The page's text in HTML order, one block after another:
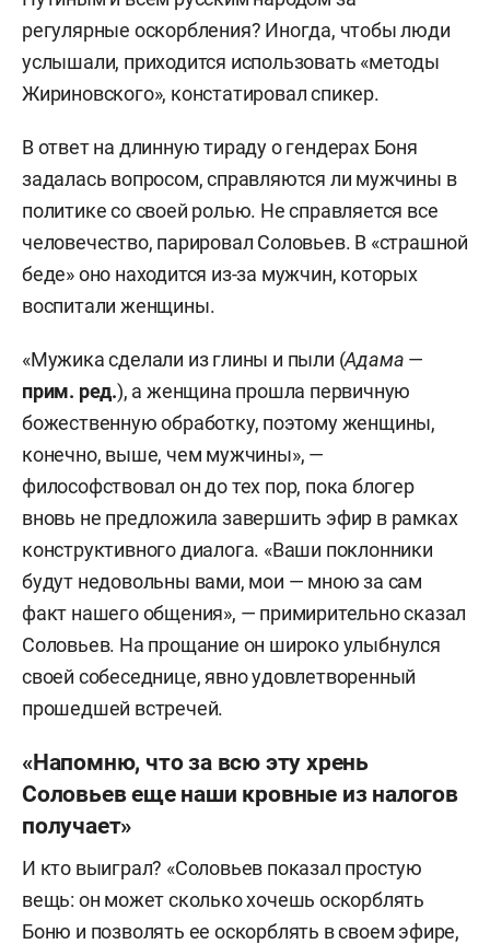
регулярные оскорбления? Иногда, чтобы люди
услышали, приходится использовать «методы
Жириновского», констатировал спикер.
В ответ на длинную тираду о гендерах Боня
задалась вопросом, справляются ли мужчины в
политике со своей ролью. Не справляется все
человечество, парировал Соловьев. В «страшной
беде» оно находится из-за мужчин, которых
воспитали женщины.
«Мужика сделали из глины и пыли (Адама —
прим. ред.), а женщина прошла первичную
божественную обработку, поэтому женщины,
конечно, выше, чем мужчины», —
философствовал он до тех пор, пока блогер
вновь не предложила завершить эфир в рамках
конструктивного диалога. «Ваши поклонники
будут недовольны вами, мои — мною за сам
факт нашего общения», — примирительно сказал
Соловьев. На прощание он широко улыбнулся
своей собеседнице, явно удовлетворенный
прошедшей встречей.
«Напомню, что за всю эту хрень
Соловьев еще наши кровные из налогов
получает»
И кто выиграл? «Соловьев показал простую
вещь: он может сколько хочешь оскорблять
Боню и позволять ее оскорблять в своем эфире,